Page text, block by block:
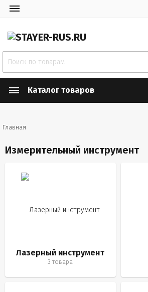
Каталог товаров
Главная
Измерительный инструмент
Лазерный инструмент
3 товара